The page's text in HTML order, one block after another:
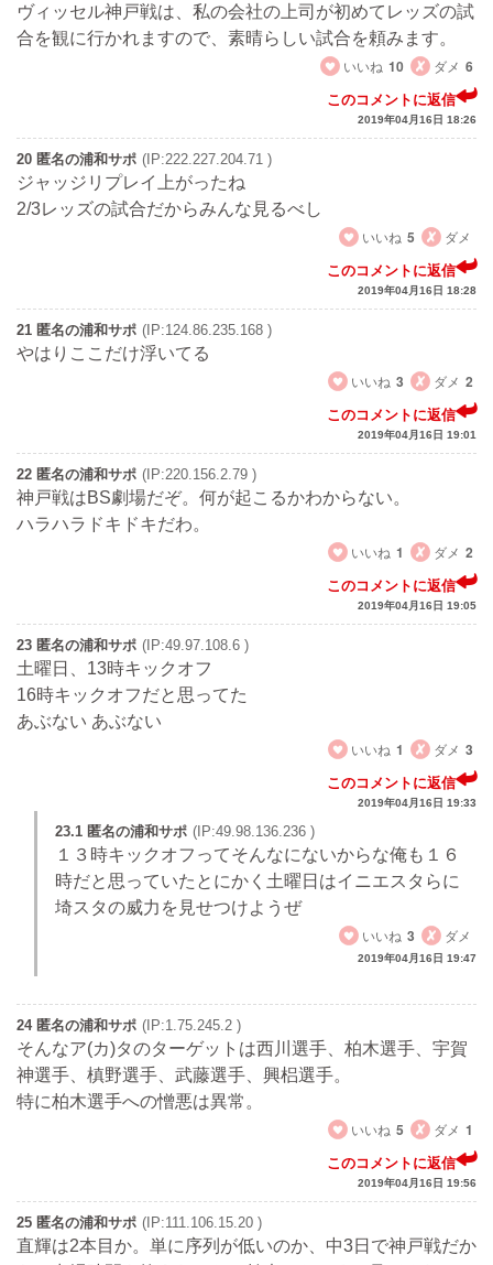
ヴィッセル神戸戦は、私の会社の上司が初めてレッズの試
合を観に行かれますので、素晴らしい試合を頼みます。
いいね 10 ダメ 6
このコメントに返信
2019年04月16日 18:26
20 匿名の浦和サポ (IP:222.227.204.71 )
ジャッジリプレイ上がったね
2/3レッズの試合だからみんな見るべし
いいね 5 ダメ
このコメントに返信
2019年04月16日 18:28
21 匿名の浦和サポ (IP:124.86.235.168 )
やはりここだけ浮いてる
いいね 3 ダメ 2
このコメントに返信
2019年04月16日 19:01
22 匿名の浦和サポ (IP:220.156.2.79 )
神戸戦はBS劇場だぞ。何が起こるかわからない。
ハラハラドキドキだわ。
いいね 1 ダメ 2
このコメントに返信
2019年04月16日 19:05
23 匿名の浦和サポ (IP:49.97.108.6 )
土曜日、13時キックオフ
16時キックオフだと思ってた
あぶない あぶない
いいね 1 ダメ 3
このコメントに返信
2019年04月16日 19:33
23.1 匿名の浦和サポ (IP:49.98.136.236 )
１３時キックオフってそんなにないからな俺も１６
時だと思っていたとにかく土曜日はイニエスタらに
埼スタの威力を見せつけようぜ
いいね 3 ダメ
2019年04月16日 19:47
24 匿名の浦和サポ (IP:1.75.245.2 )
そんなア(カ)タのターゲットは西川選手、柏木選手、宇賀
神選手、槙野選手、武藤選手、興梠選手。
特に柏木選手への憎悪は異常。
いいね 5 ダメ 1
このコメントに返信
2019年04月16日 19:56
25 匿名の浦和サポ (IP:111.106.15.20 )
直輝は2本目か。単に序列が低いのか、中3日で神戸戦だか